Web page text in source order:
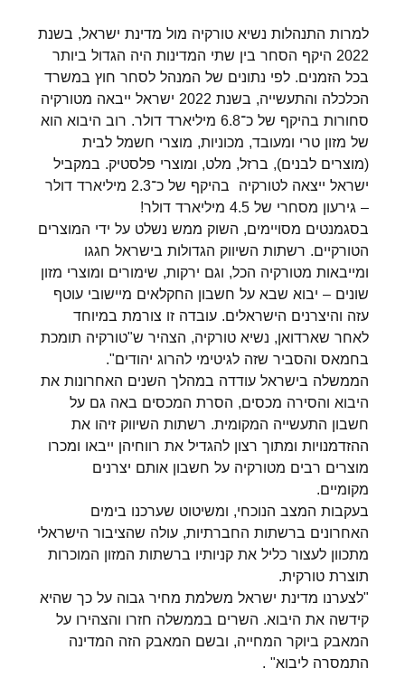
למרות התנהלות נשיא טורקיה מול מדינת ישראל, בשנת
2022 היקף הסחר בין שתי המדינות היה הגדול ביותר
בכל הזמנים. לפי נתונים של המנהל לסחר חוץ במשרד
הכלכלה והתעשייה, בשנת 2022 ישראל ייבאה מטורקיה
סחורות בהיקף של כ־6.8 מיליארד דולר. רוב היבוא הוא
שלמזון טרי ומעובד, מכוניות, מוצרי חשמל לבית
(מוצרים לבנים), ברזל, מלט, ומוצרי פלסטיק. במקביל
ישראל ייצאה לטורקיה בהיקף של כ־2.3 מיליארד דולר
– גירעון מסחרי של 4.5 מיליארד דולר!
בסגמנטים מסויימים, השוק ממש נשלט על ידי המוצרים
הטורקיים. רשתות השיווק הגדולות בישראל חגגו
ומייבאות מטורקיה הכל, וגם ירקות, שימורים ומוצרי מזון
שונים – יבוא שבא על חשבון החקלאים מיישובי עוטף
עזה והיצרנים הישראלים. עובדה זו צורמת במיוחד
לאחר שארדואן, נשיא טורקיה, הצהיר ש"טורקיה תומכת
בחמאס והסביר שזה לגיטימי להרוג יהודים".
הממשלה בישראל עודדה במהלך השנים האחרונות את
היבוא והסירה מכסים, הסרת המכסים באה גם על
חשבון התעשייה המקומית. רשתות השיווק זיהו את
ההזדמנויות ומתוך רצון להגדיל את רווחיהן ייבאו ומכרו
מוצרים רבים מטורקיה על חשבון אותם יצרנים
מקומיים.
בעקבות המצב הנוכחי, ומשיטוט שערכנו בימים
האחרונים ברשתות החברתיות, עולה שהציבור הישראלי
מתכוון לעצור כליל את קניותיו ברשתות המזון המוכרות
תוצרת טורקית.
"לצערנו מדינת ישראל משלמת מחיר גבוה על כך שהיא
קידשה את היבוא. השרים בממשלה חזרו והצהירו על
המאבק ביוקר המחייה, ובשם המאבק הזה המדינה
התמסרה ליבוא" .